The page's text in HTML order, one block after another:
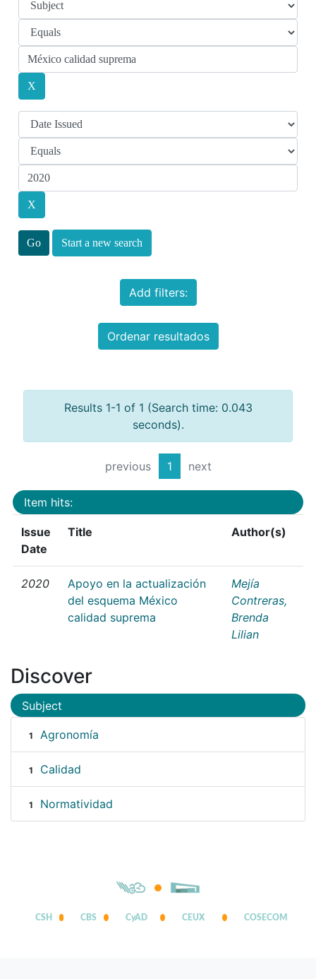
Start a new search
Add filters:
Ordenar resultados
Results 1-1 of 1 (Search time: 0.043
seconds).
previous 1 next
Item hits:
Issue
Date
Title Author(s)
2020
Apoyo en la actualización
del esquema México
calidad suprema
Mejía
Contreras,
Brenda
Lilian
Discover
Subject
1 Agronomía
1 Calidad
1 Normatividad
CSH CBS CyAD CEUX COSECOM